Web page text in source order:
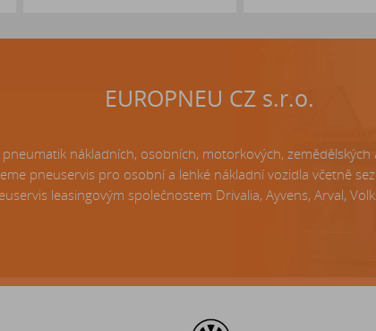
EUROPNEU CZ s.r.o.
nákladních, osobních, motorkových,
pneuservis pro osobní a lehké nákladní vozidla včetně
leasingovým společnostem Drivalia, Ayvens, Arval,